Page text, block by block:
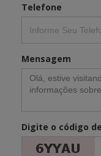
Telefone
Mensagem
Digite o código